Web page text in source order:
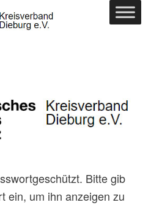
Bitte gib
ein, um ihn anzeigen zu